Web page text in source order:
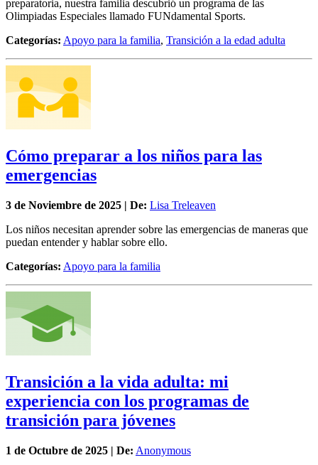
preparatoria, nuestra familia descubrió un programa de las
Olimpiadas Especiales llamado FUNdamental Sports.
Categorías: Apoyo para la familia, Transición a la edad adulta
Cómo preparar a los niños para las
emergencias
3 de Noviembre de 2025 | De: Lisa Treleaven
Los niños necesitan aprender sobre las emergencias de maneras que
puedan entender y hablar sobre ello.
Categorías: Apoyo para la familia
Transición a la vida adulta: mi
experiencia con los programas de
transición para jóvenes
1 de Octubre de 2025 | De: Anonymous